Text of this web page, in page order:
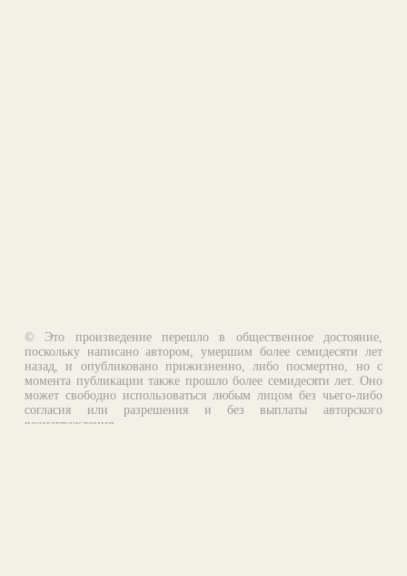
© Это произведение перешло в общественное достояние,
поскольку написано автором, умершим более семидесяти лет
назад, и опубликовано прижизненно, либо посмертно, но с
момента публикации также прошло более семидесяти лет. Оно
может свободно использоваться любым лицом без чьего-либо
согласия или разрешения и без выплаты авторского
вознаграждения.